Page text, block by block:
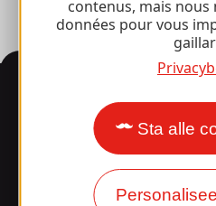
contenus, mais nous
données pour vous
Sta alle
Verrast door ons
ontwerp?